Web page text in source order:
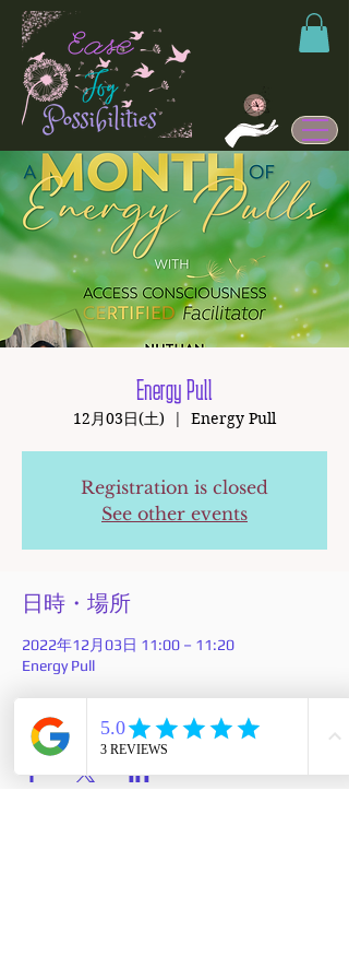
Energy Pull
12月03日(土)
  |
Energy Pull
Registration is closed
See other events
日時・場所
2022年12月03日 11:00 – 11:20
Energy Pull
このイベントをシェア